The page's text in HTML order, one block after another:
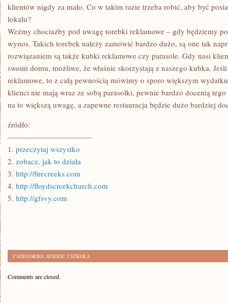
klientów nigdy za mało. Co w takim razie trzeba robić, aby być
lokalu?
Weźmy chociażby pod uwagę torebki reklamowe – gdy będziemy
wynos. Takich torebek należy zamówić bardzo dużo, są one tak
rozwiązaniem są także kubki reklamowe czy parasole. Gdy nasi
swoim domu, możliwe, że właśnie skorzystają z naszego kubka.
reklamowe, to z całą pewnością mówimy o sporo większym
klienci nie mają wraz ze sobą parasolki, pewnie bardzo docenią
na to większą uwagę, a zapewne restauracja będzie dużo bardziej
źródło:
———————————
1. przeczytaj wszystko
2. zobacz, jak to działa
3. http://firecreeks.com
4. http://floydscreekchurch.com
5. http://gfsvy.com
CATEGORIES: RODZIC I SZKOŁA
Comments are closed.